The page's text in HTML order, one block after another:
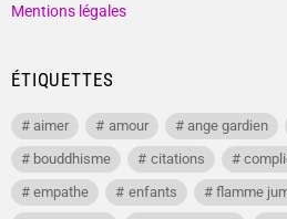
Mentions légales
ÉTIQUETTES
aimer amour ange gardien
bouddhisme
citations
empathe
enfants flamme